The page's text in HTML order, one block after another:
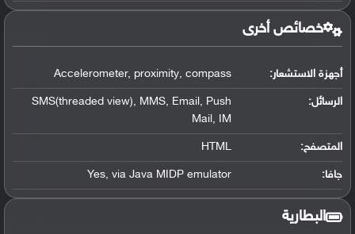
خصائص أخرى
أجهزة الاستشعار: Accelerometer, proximity, compass
الرسائل:
SMS(threaded view), MMS, Email, Push
Mail, IM
المتصفح: HTML
جافا: Yes, via Java MIDP emulator
البطارية